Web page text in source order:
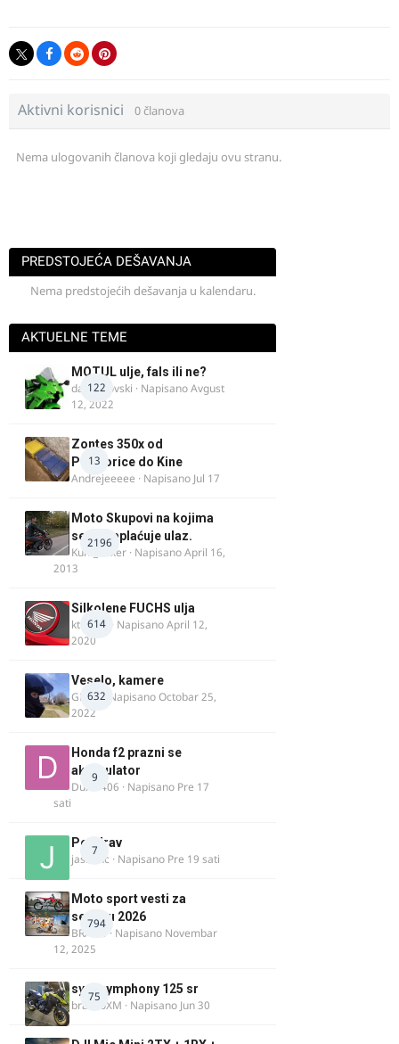
Aktivni korisnici 0 članova
Nema ulogovanih članova koji gledaju ovu stranu.
PREDSTOJEĆA DEŠAVANJA
Nema predstojećih dešavanja u kalendaru.
AKTUELNE TEME
122
MOTUL ulje, fals ili ne?
dalipopovski · NapisanoAvgust
12, 2022
13
Zontes 350x od
Podgorice do Kine
Andrejeeeee · Napisano Jul 17
2196
Moto Skupovi na kojima
se ne naplaćuje ulaz.
Kum_Mixer · NapisanoApril 16,
2013
614
Silkolene FUCHS ulja
ktm600 · NapisanoApril 12,
2020
632
Veselo, kamere
GR 46· NapisanoOctobar 25,
2022
9
Honda f2 prazni se
akomulator
Dule1406 · Napisano Pre 17
sati
7
Pozdrav
jasminc · Napisano Pre 19 sati
794
Moto sport vesti za
sezonu 2026
BRACO · Napisano Novembar
12, 2025
75
sym symphony 125 sr
brankoXM · Napisano Jun 30